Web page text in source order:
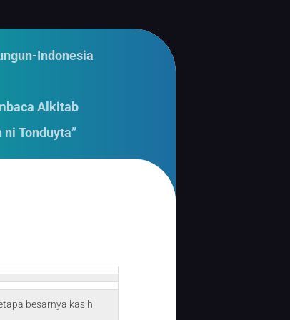
Indonesia
Alkitab
ni Tonduyta”
besarnya kasih